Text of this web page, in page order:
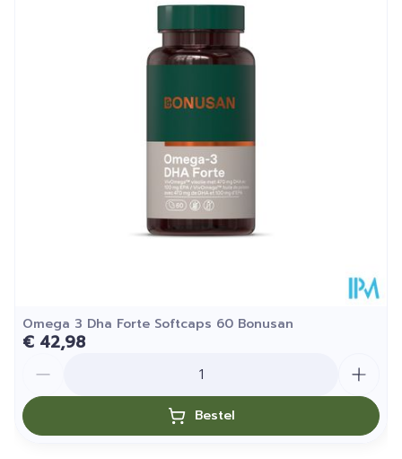
53 mm
25°C)
Omega 3 Dha Forte Softcaps 60 Bonusan
€ 42,98
Bestel